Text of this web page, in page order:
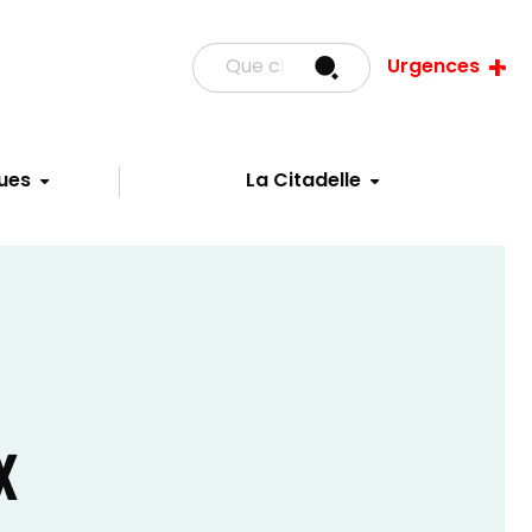
La Citadelle
Urgences